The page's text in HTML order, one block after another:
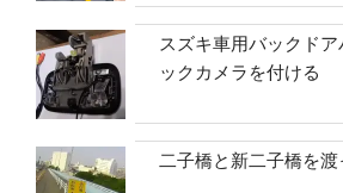
スズキ車用バックド
ックカメラを付ける
二子橋と新二子橋を渡